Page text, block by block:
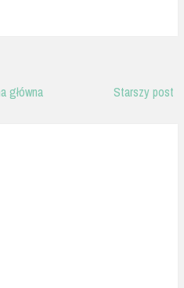
Starszy post
główna